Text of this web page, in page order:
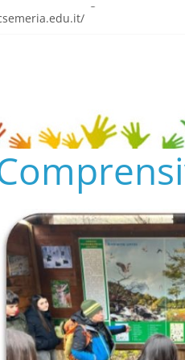
tra emozione e gratitudine
AL COLLEGIO E AL CONSIGLIO DI